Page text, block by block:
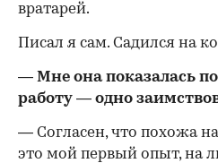
вратарей.
Писал я сам. Садился на
— Мне она показалась
работу — одно
— Согласен, что похожа
это мой первый опыт, на